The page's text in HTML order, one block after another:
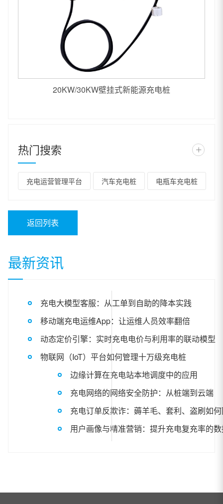
20KW/30KW壁挂式新能源充电桩
热门搜索 +
充电运营管理平台 汽车充电桩 电瓶车充电桩
返回列表
最新资讯
充电大模型客服：从工单到自助的降本实践
移动端充电运维App：让运维人员效率翻倍
动态定价引擎：实时充电电价与利用率的联动模型
物联网（IoT）平台如何管理十万级充电桩
边缘计算在充电站本地调度中的应用
充电网络的网络安全防护：从桩端到云端
充电订单反欺诈：薅羊毛、套利、盗刷如
用户画像与精准营销：提升充电复充率的